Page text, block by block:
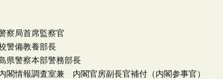
察局首席監察官
警備教養部長
県警察本部警務部長
閣情報調査室兼 内閣官房副長官補付（内閣参事官）